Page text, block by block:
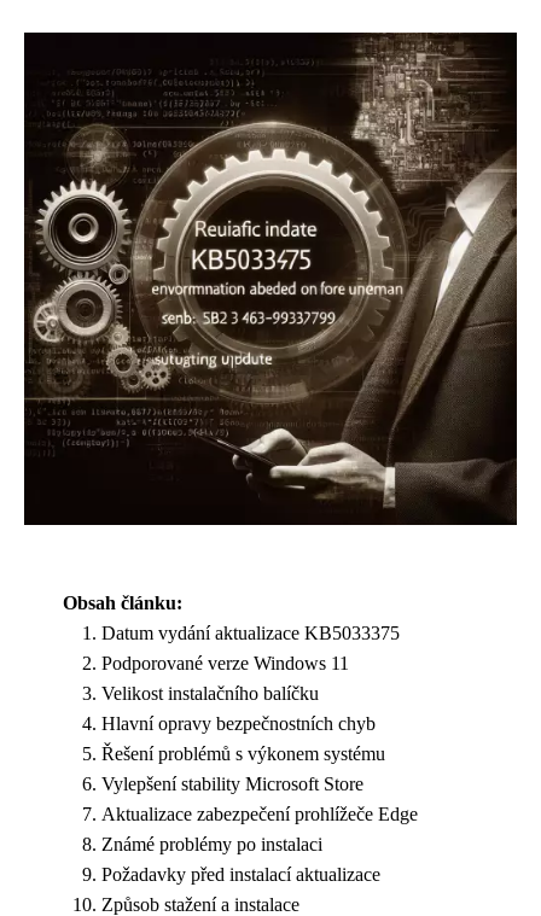
Obsah článku:
Datum vydání aktualizace KB5033375
Podporované verze Windows 11
Velikost instalačního balíčku
Hlavní opravy bezpečnostních chyb
Řešení problémů s výkonem systému
Vylepšení stability Microsoft Store
Aktualizace zabezpečení prohlížeče Edge
Známé problémy po instalaci
Požadavky před instalací aktualizace
Způsob stažení a instalace